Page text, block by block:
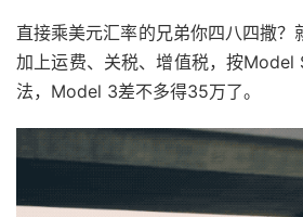
直接乘美元汇率的兄弟你四八四撒？
加上运费、关税、增值税，按Model
法，Model 3差不多得35万了。